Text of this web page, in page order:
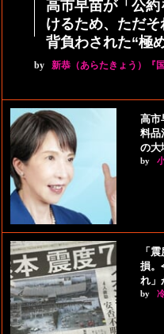
高市早苗が「公
けるため、ただ
背負わされた“極
by 新恭（あらたきょう）『
高市
料品
の大
by
「
損。
れ」
by